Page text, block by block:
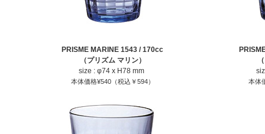
PRISME MARINE 1543 / 170cc
（プリズム マリン）
size : φ74 x H78 mm
本体価格¥540（税込￥594） 本体